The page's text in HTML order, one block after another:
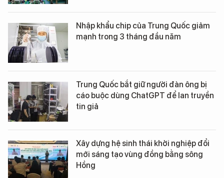
Nhập khẩu chip của Trung Quốc giảm
mạnh trong 3 tháng đầu năm
Trung Quốc bắt giữ người đàn ông bị
cáo buộc dùng ChatGPT để lan truyền
tin giả
Xây dựng hệ sinh thái khởi nghiệp đổi
mới sáng tạo vùng đồng bằng sông
Hồng